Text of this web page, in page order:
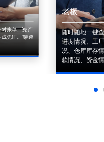
账单、资产
凭证。'穿透
老板
随时随地一键
进度情况、工
况、仓库库存
款情况、资金情